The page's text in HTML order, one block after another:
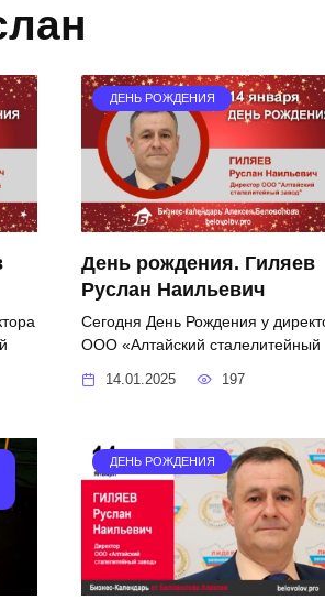
ДЕНЬ РОЖДЕНИЯ
День рождения. Гиляев
Руслан Наильевич
Сегодня День Рождения у
ООО «Алтайский сталелитейный
14.01.2025 197
ДЕНЬ РОЖДЕНИЯ